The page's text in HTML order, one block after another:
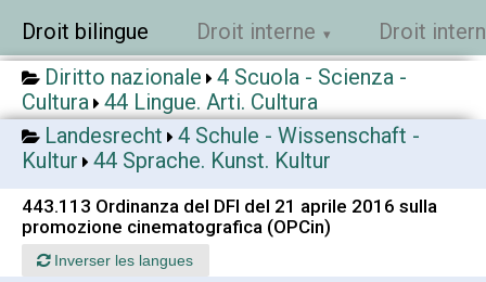
Droit bilingue Droit interne
Droit
Diritto nazionale
4 Scuola - Scienza -
Cultura 44 Lingue. Arti. Cultura
Landesrecht
4 Schule - Wissenschaft -
Kultur
44 Sprache. Kunst. Kultur
443.113 Ordinanza del DFI del 21 aprile 2016 sulla
promozione cinematografica (OPCin)
Inverser les langues